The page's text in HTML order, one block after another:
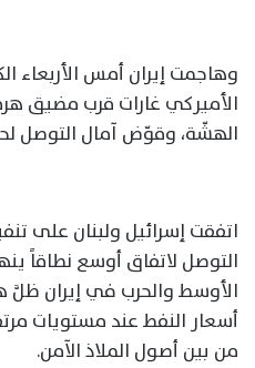
وهاجمت إيران أمس الأربعاء
الأميركي غارات قرب مضيق
الهشّة، وقوّض آمال التوصل
اتفقت إسرائيل ولبنان على
التوصل لاتفاق أوسع نطاقاً
الأوسط والحرب في إيران ظلَّ
أسعار النفط عند مستويات
من بين أصول الملاذ الآمن.